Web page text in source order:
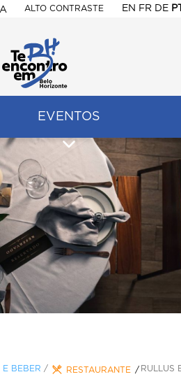
A ALTO CONTRASTE EN FR DE PT
EVENTOS
E BEBER / RESTAURANTE RULLUS